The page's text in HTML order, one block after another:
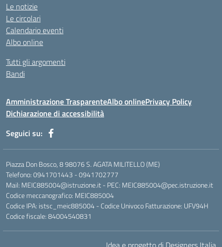
Le notizie
Le circolari
Calendario eventi
Albo online
Tutti gli argomenti
Bandi
Amministrazione TrasparenteAlbo onlinePrivacy Policy
Dichiarazione di accessibilità
Seguici su:
Piazza Don Bosco, 8 98076 S. AGATA MILITELLO (ME)
Telefono: 0941701443 - 0941702777
Mail: MEIC885004@istruzione.it - PEC: MEIC885004@pec.istruzione.it
Codice meccanografico: MEIC885004
Codice IPA: istsc_meic885004 - Codice Univoco Fatturazione: UFV94H
Codice fiscale: 84004540831